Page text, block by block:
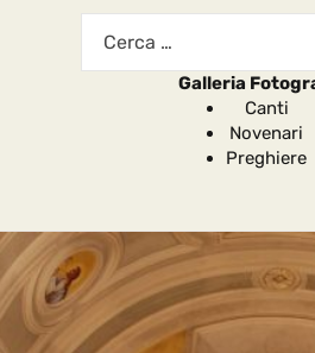
Galleria
Canti
Novenari
Preghiere